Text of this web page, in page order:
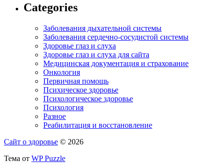
Categories
Заболевания дыхательной системы
Заболевания сердечно-сосудистой системы
Здоровье глаз и слуха
Здоровье глаз и слуха для сайта
Медицинская документация и страхование
Онкология
Первичная помощь
Психическое здоровье
Психологическое здоровье
Психология
Разное
Реабилитация и восстановление
Сайт о здоровье © 2026
Тема от WP Puzzle